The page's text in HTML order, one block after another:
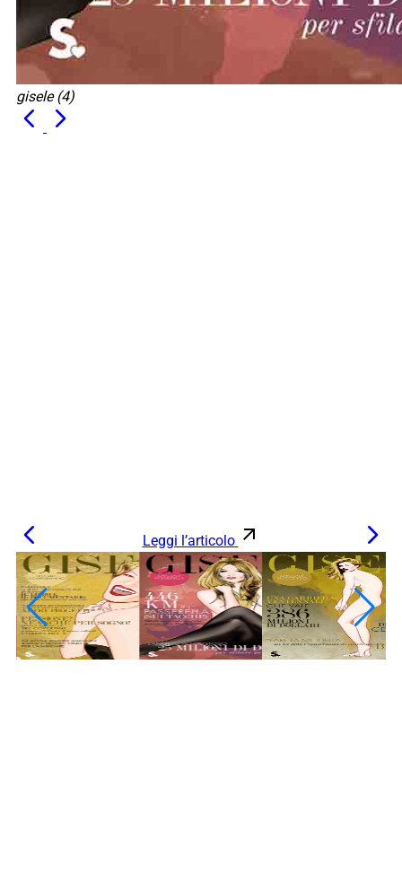
gisele (4)
Leggi l’articolo